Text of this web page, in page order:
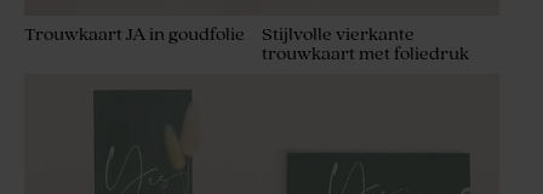
Trouwkaart JA in goudfolie
Stijlvolle vierkante
trouwkaart met foliedruk